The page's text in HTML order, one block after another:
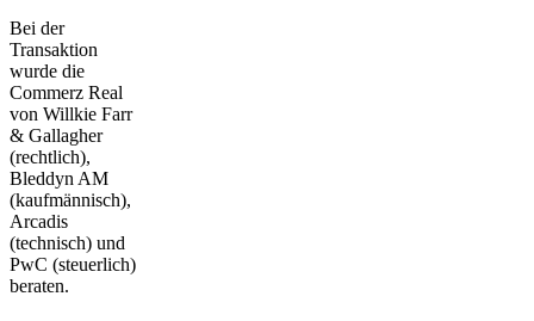
Bei der
Transaktion
wurde die
Commerz Real
von Willkie Farr
& Gallagher
(rechtlich),
Bleddyn AM
(kaufmännisch),
Arcadis
(technisch) und
PwC (steuerlich)
beraten.